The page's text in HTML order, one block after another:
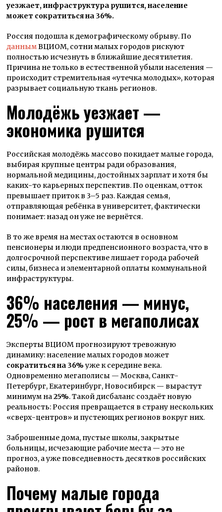
уезжает, инфраструктура рушится, население
может сократиться на 36%.
Россия подошла к демографическому обрыву. По
даннымВЦИОМ, сотни малых городов рискуют
полностью исчезнуть в ближайшие десятилетия.
Причина не только в естественной убыли населения —
происходит стремительная «утечка молодых», которая
разрывает социальную ткань регионов.
Молодёжь уезжает —
экономика рушится
Российская молодёжь массово покидает малые города,
выбирая крупные центры ради образования,
нормальной медицины, достойных зарплат и хотя бы
каких-то карьерных перспектив. По оценкам, отток
превышает приток в 3–5 раз. Каждая семья,
отправляющая ребёнка в университет, фактически
понимает: назад он уже не вернётся.
В то же время на местах остаются в основном
пенсионеры и люди предпенсионного возраста, что в
долгосрочной перспективе лишает города рабочей
силы, бизнеса и элементарной оплаты коммунальной
инфраструктуры.
36% населения — минус,
25% — рост в мегаполисах
Эксперты ВЦИОМ прогнозируют тревожную
динамику: население малых городов может
сократиться на 36%уже к середине века.
Одновременно мегаполисы — Москва, Санкт-
Петербург, Екатеринбург, Новосибирск — вырастут
минимум на25%. Такой дисбаланс создаёт новую
реальность: Россия превращается в страну нескольких
«сверх-центров» и пустеющих регионов вокруг них.
Заброшенные дома, пустые школы, закрытые
больницы, исчезающие рабочие места — это не
прогноз, а уже повседневность десятков российских
районов.
Почему малые города